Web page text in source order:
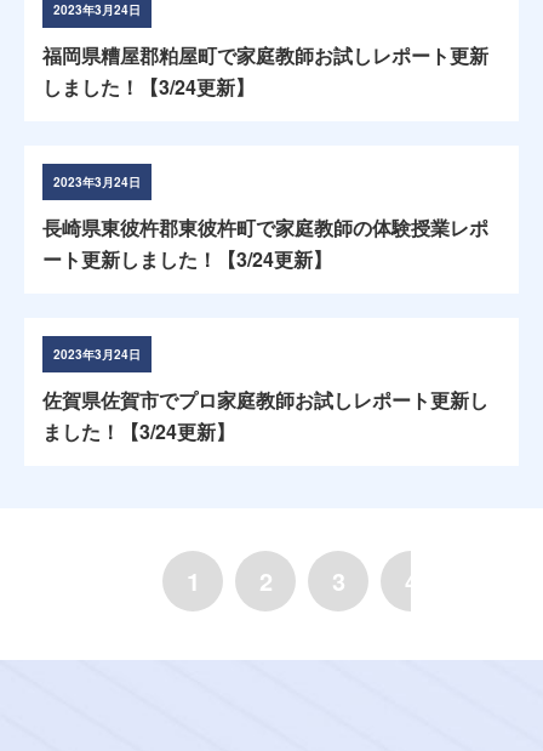
2023年3月24日
福岡県糟屋郡粕屋町で家庭教師お試しレポート更新
しました！【3/24更新】
2023年3月24日
長崎県東彼杵郡東彼杵町で家庭教師の体験授業レポ
ート更新しました！【3/24更新】
2023年3月24日
佐賀県佐賀市でプロ家庭教師お試しレポート更新し
ました！【3/24更新】
1 2 3 4